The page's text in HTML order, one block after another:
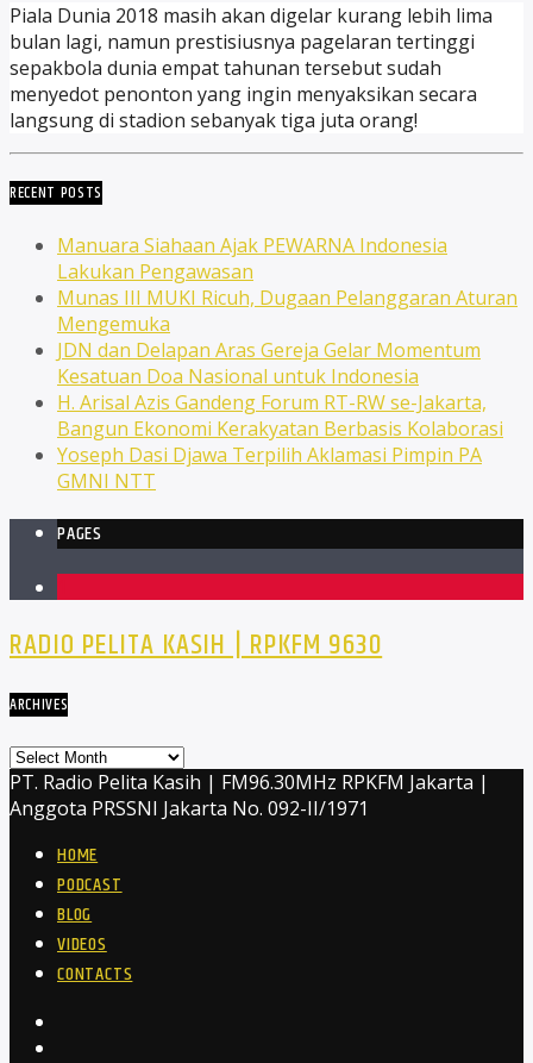
Piala Dunia 2018 masih akan digelar kurang lebih lima
bulan lagi, namun prestisiusnya pagelaran tertinggi
sepakbola dunia empat tahunan tersebut sudah
menyedot penonton yang ingin menyaksikan secara
langsung di stadion sebanyak tiga juta orang!
RECENT POSTS
Manuara Siahaan Ajak PEWARNA Indonesia
Lakukan Pengawasan
Munas III MUKI Ricuh, Dugaan Pelanggaran Aturan
Mengemuka
JDN dan Delapan Aras Gereja Gelar Momentum
Kesatuan Doa Nasional untuk Indonesia
H. Arisal Azis Gandeng Forum RT-RW se-Jakarta,
Bangun Ekonomi Kerakyatan Berbasis Kolaborasi
Yoseph Dasi Djawa Terpilih Aklamasi Pimpin PA
GMNI NTT
PAGES
RADIO PELITA KASIH | RPKFM 9630
ARCHIVES
Archives
PT. Radio Pelita Kasih | FM96.30MHz RPKFM Jakarta |
Anggota PRSSNI Jakarta No. 092-II/1971
HOME
PODCAST
BLOG
VIDEOS
CONTACTS